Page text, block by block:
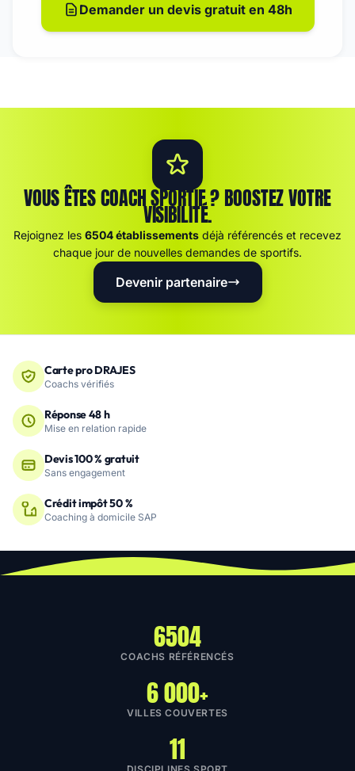
Demander un devis gratuit en 48h
VOUS ÊTES COACH SPORTIF ? BOOSTEZ VOTRE
VISIBILITÉ.
Rejoignez les 6504 établissements déjà référencés et recevez
chaque jour de nouvelles demandes de sportifs.
Devenir partenaire
Carte pro DRAJES
Coachs vérifiés
Réponse 48 h
Mise en relation rapide
Devis 100 % gratuit
Sans engagement
Crédit impôt 50 %
Coaching à domicile SAP
6504
COACHS RÉFÉRENCÉS
6 000+
VILLES COUVERTES
11